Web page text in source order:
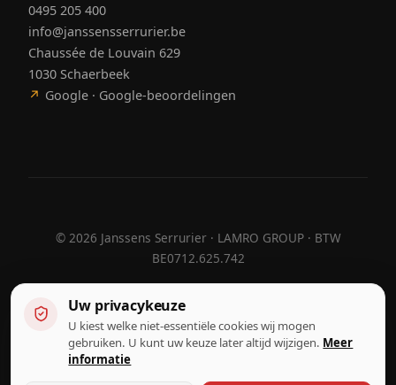
0495 205 400
info@janssensserrurier.be
Chaussée de Louvain 629
1030 Schaerbeek
↗ Google · Google-beoordelingen
© 2026 Janssens Serrurier · LAMRO GROUP · BTW
BE0712.625.742
Ontworpen doorHebora
Hebora
Gebruiksvoorwaarden
Uw privacykeuze
U kiest welke niet-essentiële cookies wij mogen
gebruiken. U kunt uw keuze later altijd wijzigen. Meer
informatie